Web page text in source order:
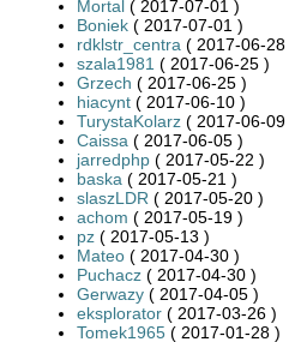
Mortal ( 2017-07-01 )
Boniek ( 2017-07-01 )
rdklstr_centra ( 2017-06-28
szala1981 ( 2017-06-25 )
Grzech ( 2017-06-25 )
hiacynt ( 2017-06-10 )
TurystaKolarz ( 2017-06-09
Caissa ( 2017-06-05 )
jarredphp ( 2017-05-22 )
baska ( 2017-05-21 )
slaszLDR ( 2017-05-20 )
achom ( 2017-05-19 )
pz ( 2017-05-13 )
Mateo ( 2017-04-30 )
Puchacz ( 2017-04-30 )
Gerwazy ( 2017-04-05 )
eksplorator ( 2017-03-26 )
Tomek1965 ( 2017-01-28 )